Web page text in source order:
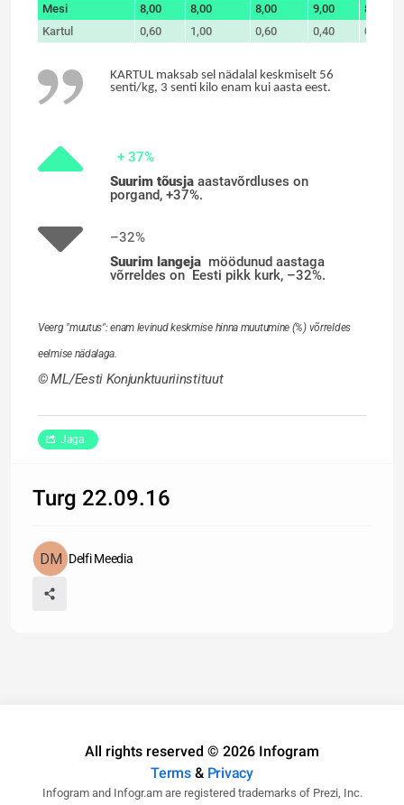
Mesi
8,00 8,00 8,00 9,00
8,00
Kartul
0,60 1,00 0,60 0,40 0,50
KARTUL maksab sel nädalal keskmiselt 56
senti/kg, 3 senti kilo enam kui aasta eest.
+ 37%
Suurim tõusja aastavõrdluses on
porgand, +37%.
–32%
Suurim langeja möödunud aastaga
võrreldes on Eesti pikk kurk, –32%.
Veerg "muutus": enam levinud keskmise hinna muutumine (%) võrreldes
eelmise nädalaga.
© ML/Eesti Konjunktuuriinstituut
Jaga
Turg 22.09.16
Delfi Meedia
All rights reserved © 2026 Infogram
Terms& Privacy
Infogram and Infogr.am are registered trademarks of Prezi, Inc.